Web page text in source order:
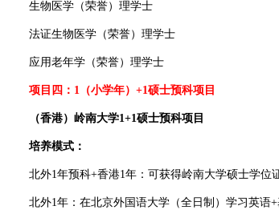
生物医学（荣誉）理学士
法证生物医学（荣誉）理学士
应用老年学（荣誉）理学士
项目四：1（小学年）+1硕士预科项目
（香港）岭南大学1+1硕士预科项目
培养模式：
北外1年预科+香港1年：可获得岭南大学硕士学位
北外1年：在北京外国语大学（全日制）学习英语+